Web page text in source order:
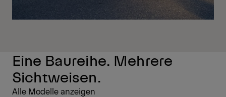
Eine Baureihe. Mehrere
Sichtweisen.
Alle Modelle anzeigen